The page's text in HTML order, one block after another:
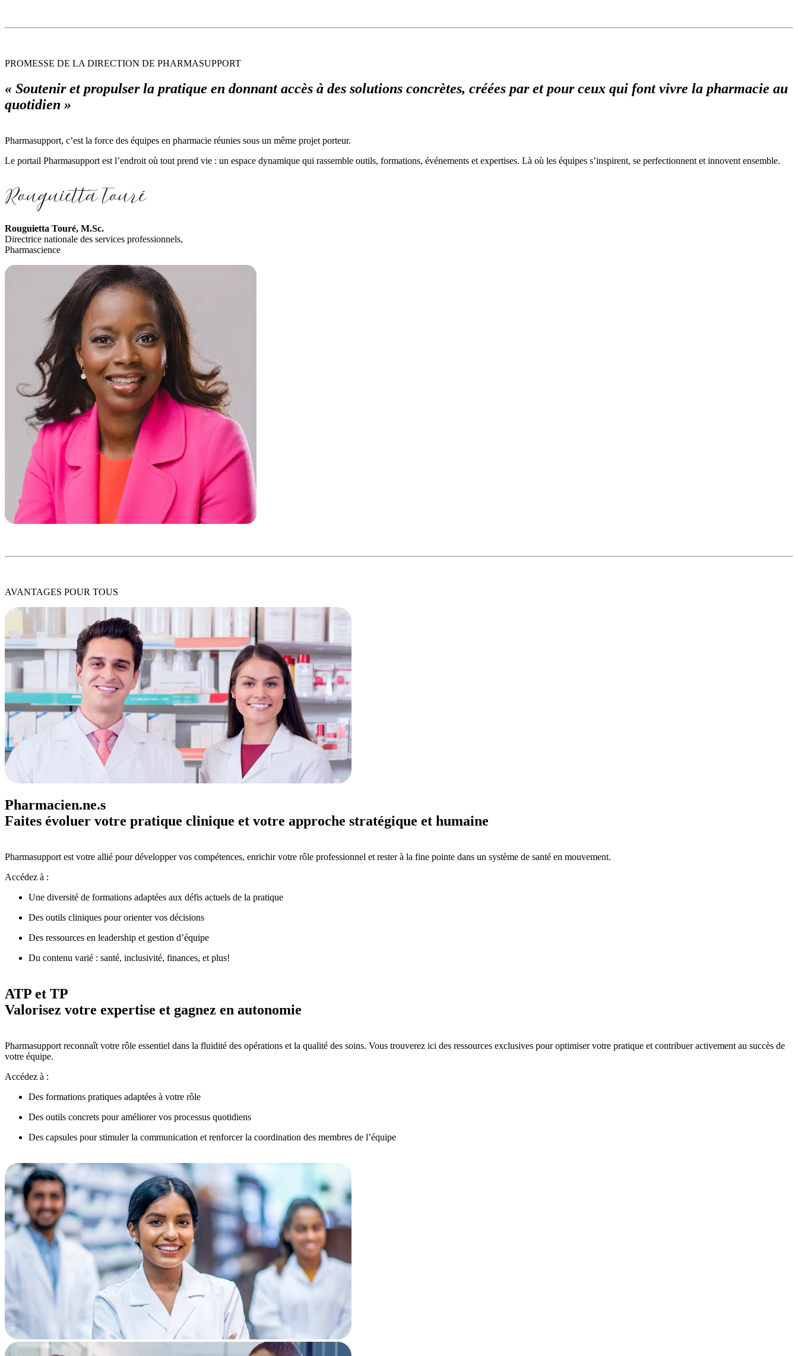
PROMESSE DE LA DIRECTION DE PHARMASUPPORT
« Soutenir et propulser la pratique en donnant accès à des solutions concrètes, créées par et pour ceux qui font vivre la pharmacie au
quotidien »
Pharmasupport, c’est la force des équipes en pharmacie réunies sous un même projet porteur.
Le portail Pharmasupport est l’endroit où tout prend vie : un espace dynamique qui rassemble outils, formations, événements et expertises. Là où les équipes s’inspirent, se perfectionnent et innovent ensemble.
Rouguietta Touré, M.Sc.
Directrice nationale des services professionnels,
Pharmascience
AVANTAGES POUR TOUS
Pharmacien.ne.s
Faites évoluer votre pratique clinique et votre approche stratégique et humaine
Pharmasupport est votre allié pour développer vos compétences, enrichir votre rôle professionnel et rester à la fine pointe dans un système de santé en mouvement.
Accédez à :
Une diversité de formations adaptées aux défis actuels de la pratique
Des outils cliniques pour orienter vos décisions
Des ressources en leadership et gestion d’équipe
Du contenu varié : santé, inclusivité, finances, et plus!
ATP et TP
Valorisez votre expertise et gagnez en autonomie
Pharmasupport reconnaît votre rôle essentiel dans la fluidité des opérations et la qualité des soins. Vous trouverez ici des ressources exclusives pour optimiser votre pratique et contribuer activement au succès de
votre équipe.
Accédez à :
Des formations pratiques adaptées à votre rôle
Des outils concrets pour améliorer vos processus quotidiens
Des capsules pour stimuler la communication et renforcer la coordination des membres de l’équipe